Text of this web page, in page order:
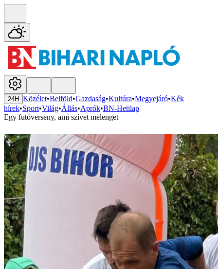
24H Közélet•Belföld•Gazdaság•Kultúra•Megyejáró•Kék
hírek•Sport•Világ•Állás•Aprók•BN-Hetilap
Egy futóverseny, ami szívet melenget